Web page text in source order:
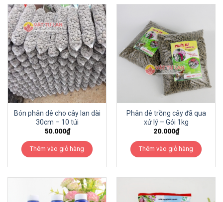
Bón phân dê cho cây lan dài
30cm – 10 túi
50.000₫
Thêm vào giỏ hàng
Phân dê trồng cây đã qua
xử lý – Gói 1kg
20.000₫
Thêm vào giỏ hàng